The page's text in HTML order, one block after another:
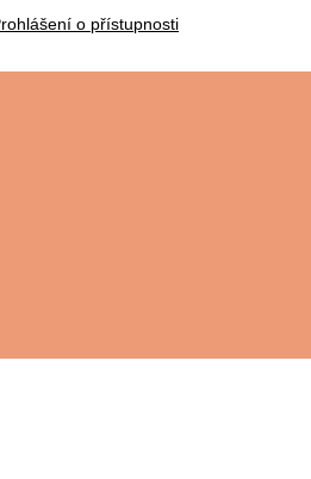
o přístupnosti